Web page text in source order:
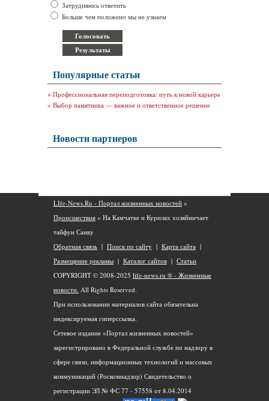
Затрудняюсь ответить
Больше чем положено мы не узнаем
Популярные статьи
» Профессиональная переподготовка: путь к новой карьере
» Выбор памятника — важное и ответственное решение
Новости партнеров
LIfe-News.Ru - Портал жизненных новостей »
Происшествия » На Камчатке и Курилах хозяйничает
тайфун Санву
Обратная связь | Поиск по сайту | Карта сайта |
Размещение рекламы | Каталог сайтов | Статьи
COPYRIGHT © 2008-2025 life-news.ru ® - Жизненные
новости. All Rights Reserved.
При использовании материалов сайта обязательна
индексируемая гиперссылка.
Сетевое издание «Портал жизненных новостей»
зарегистрировано в Федеральной службе по надзору в
сфере связи, информационных технологий и массовых
коммуникаций (Роскомнадзор) Свидетельство о
регистрации ЭЛ № ФС 77 - 57558 от 8.04.2014